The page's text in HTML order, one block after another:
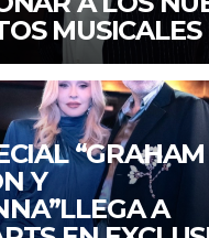
MUSICALES
“GRAHAM
Y
A